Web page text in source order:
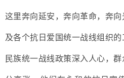
这里奔向延安，奔向革命，奔
及各个抗日爱国统一战线组织
民族统一战线政策深入人心，